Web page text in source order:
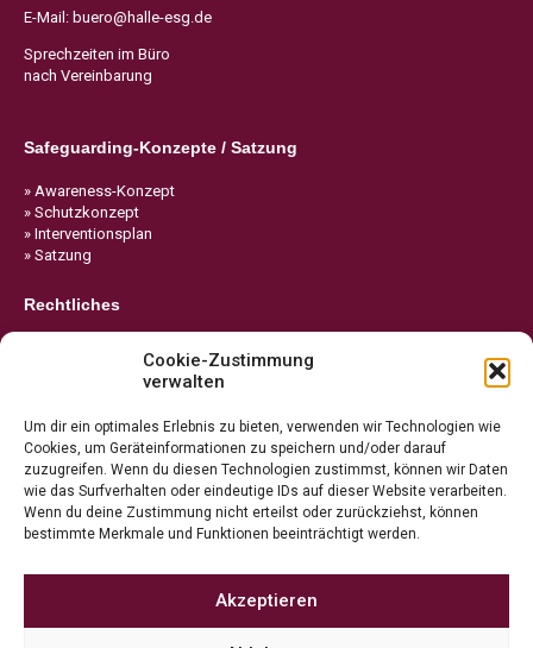
Cookie-Zustimmung
verwalten
Um dir ein optimales Erlebnis zu bieten, verwenden wir Technologien wie
Cookies, um Geräteinformationen zu speichern und/oder darauf
zuzugreifen. Wenn du diesen Technologien zustimmst, können wir Daten
wie das Surfverhalten oder eindeutige IDs auf dieser Website verarbeiten.
Wenn du deine Zustimmung nicht erteilst oder zurückziehst, können
bestimmte Merkmale und Funktionen beeinträchtigt werden.
Akzeptieren
E-Mail: buero@halle-esg.de
Sprechzeiten im Büro
nach Vereinbarung
Safeguarding-Konzepte / Satzung
» Awareness-Konzept
» Schutzkonzept
» Interventionsplan
» Satzung
Rechtliches
» Cookie-Richtlinie